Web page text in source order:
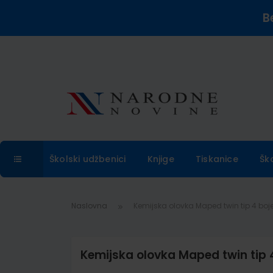
Školski udžbenici Knjige Tiskanice
Naslovna
Kemijska olovka Maped twin tip